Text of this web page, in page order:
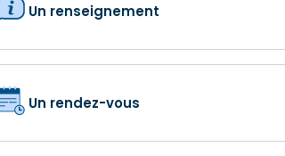
Un renseignement
Un rendez-vous